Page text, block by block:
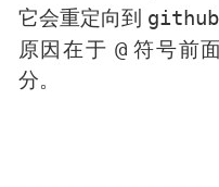
它会重定向到
原因在于 @符号前
分。